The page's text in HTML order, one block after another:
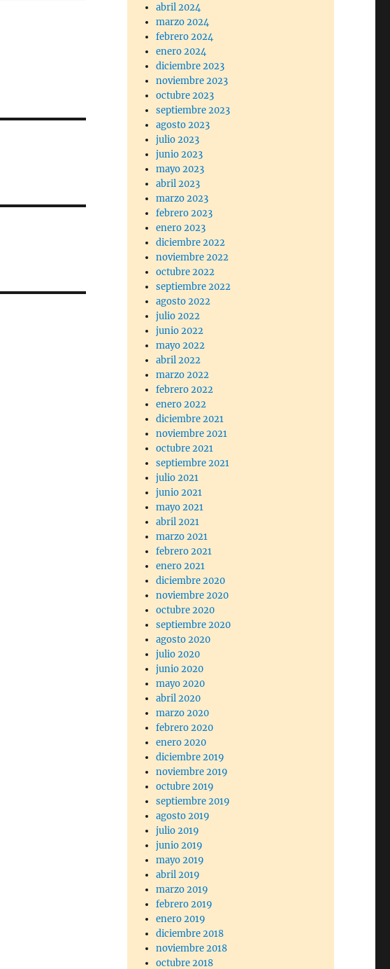
abril 2024
marzo 2024
febrero 2024
enero 2024
diciembre 2023
noviembre 2023
octubre 2023
septiembre 2023
agosto 2023
julio 2023
junio 2023
mayo 2023
abril 2023
marzo 2023
febrero 2023
enero 2023
diciembre 2022
noviembre 2022
octubre 2022
septiembre 2022
agosto 2022
julio 2022
junio 2022
mayo 2022
abril 2022
marzo 2022
febrero 2022
enero 2022
diciembre 2021
noviembre 2021
octubre 2021
septiembre 2021
julio 2021
junio 2021
mayo 2021
abril 2021
marzo 2021
febrero 2021
enero 2021
diciembre 2020
noviembre 2020
octubre 2020
septiembre 2020
agosto 2020
julio 2020
junio 2020
mayo 2020
abril 2020
marzo 2020
febrero 2020
enero 2020
diciembre 2019
noviembre 2019
octubre 2019
septiembre 2019
agosto 2019
julio 2019
junio 2019
mayo 2019
abril 2019
marzo 2019
febrero 2019
enero 2019
diciembre 2018
noviembre 2018
octubre 2018